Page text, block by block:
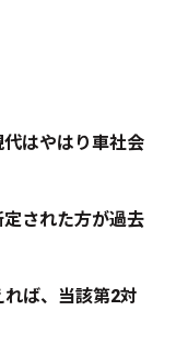
はやはり車社会
された方が過去
ば、当該第2対